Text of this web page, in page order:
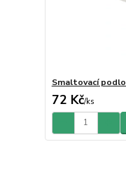
Smaltovací
72 Kč/ks